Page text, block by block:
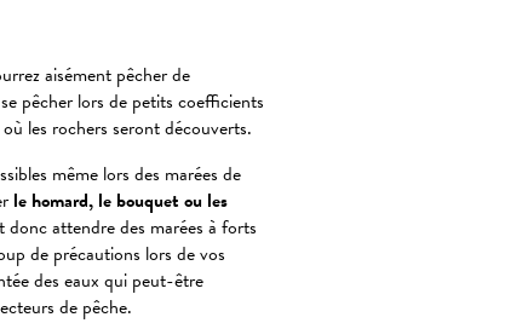
aisément pêcher de
pêcher lors de petits coefficients
les rochers seront découverts.
même lors des marées de
le homard, le bouquet ou les
attendre des marées à forts
de précautions lors de vos
des eaux qui peut-être
de pêche.